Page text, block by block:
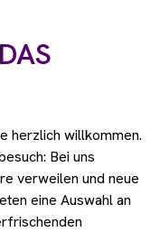
herzlich willkommen.
Bei uns
verweilen und neue
eine Auswahl an